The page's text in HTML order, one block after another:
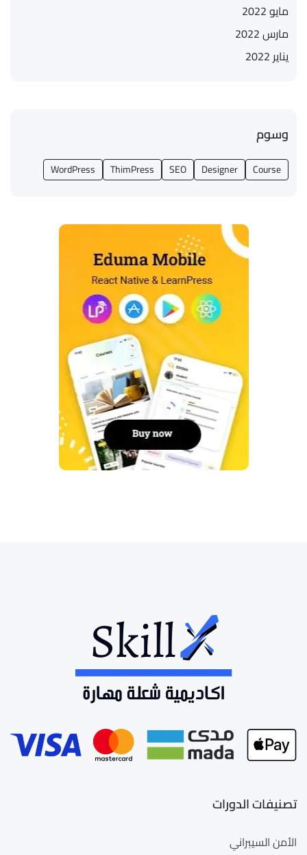
مايو 2022
مارس 2022
يناير 2022
وسوم
Course
Designer
SEO
ThimPress
WordPress
تصنيفات الدورات
الأمن السيبراني